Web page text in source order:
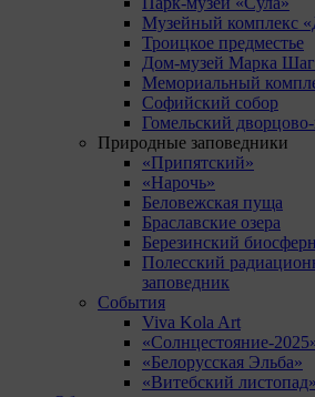
Музейный комплекс
Троицкое предместье
Дом-музей Марка
Мемориальный
Софийский собор
Гомельский
Природные заповедники
«Припятский»
«Нарочь»
Беловежская пуща
Браславские озера
Березинский
Полесский
заповедник
События
Viva Kola Art
«Солнцестояние-
«Белорусская Эльба»
«Витебский листопад»